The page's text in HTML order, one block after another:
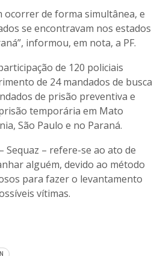
ocorrer de forma simultânea, e
se encontravam nos estados
informou, em nota, a PF.
de 120 policiais
de 24 mandados de busca
de prisão preventiva e
temporária em Mato
São Paulo e no Paraná.
Sequaz – refere-se ao ato de
alguém, devido ao método
para fazer o levantamento
vítimas.